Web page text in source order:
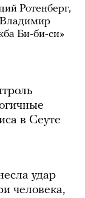
Ротенберг,
Владимир
Би-би-си»
в Сеуте
удар
человека,